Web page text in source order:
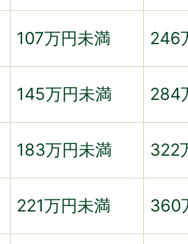
107万円未満 246
145万円未満 284
183万円未満 322
221万円未満 360